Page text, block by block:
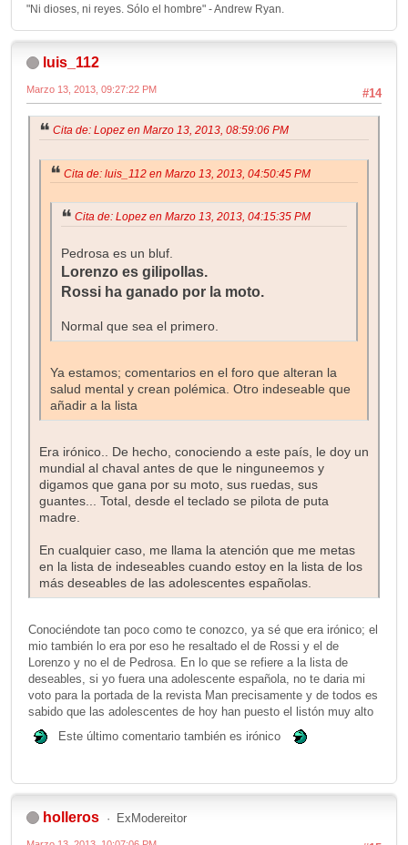
"Ni dioses, ni reyes. Sólo el hombre" - Andrew Ryan.
luis_112
#14
Marzo 13, 2013, 09:27:22 PM
Cita de: Lopez en Marzo 13, 2013, 08:59:06 PM
Cita de: luis_112 en Marzo 13, 2013, 04:50:45 PM
Cita de: Lopez en Marzo 13, 2013, 04:15:35 PM
Pedrosa es un bluf.
Lorenzo es gilipollas.
Rossi ha ganado por la moto.
Normal que sea el primero.
Ya estamos; comentarios en el foro que alteran la
salud mental y crean polémica. Otro indeseable que
añadir a la lista
Era irónico.. De hecho, conociendo a este país, le doy un
mundial al chaval antes de que le ninguneemos y
digamos que gana por su moto, sus ruedas, sus
guantes... Total, desde el teclado se pilota de puta
madre.
En cualquier caso, me llama la atención que me metas
en la lista de indeseables cuando estoy en la lista de los
más deseables de las adolescentes españolas.
Conociéndote tan poco como te conozco, ya sé que era irónico; el
mio también lo era por eso he resaltado el de Rossi y el de
Lorenzo y no el de Pedrosa. En lo que se refiere a la lista de
deseables, si yo fuera una adolescente española, no te daria mi
voto para la portada de la revista Man precisamente y de todos es
sabido que las adolescentes de hoy han puesto el listón muy alto
Este último comentario también es irónico
holleros ExModereitor